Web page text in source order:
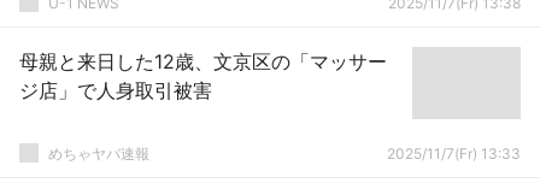
母親と来日した12歳、文京区の「マッサー
ジ店」で人身取引被害
めちゃヤバ速報 2025/11/7(Fr) 13:33